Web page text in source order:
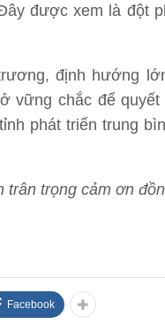
được xem là đột
định hướng
vững chắc để
phát triển trung
trân trọng cảm ơn
Facebook